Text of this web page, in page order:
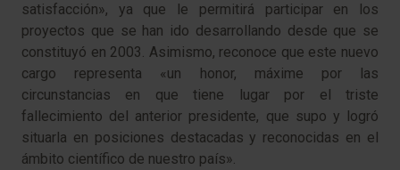
satisfacción», ya que le permitirá participar en los
proyectos que se han ido desarrollando desde que se
constituyó en 2003. Asimismo, reconoce que este nuevo
cargo representa «un honor, máxime por las
circunstancias en que tiene lugar por el triste
fallecimiento del anterior presidente, que supo y logró
situarla en posiciones destacadas y reconocidas en el
ámbito científico de nuestro país».